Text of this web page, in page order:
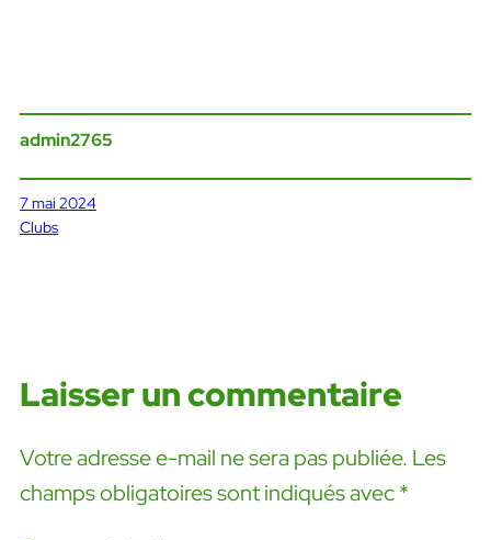
admin2765
7 mai 2024
Clubs
Laisser un commentaire
Votre adresse e-mail ne sera pas publiée. Les
champs obligatoires sont indiqués avec*